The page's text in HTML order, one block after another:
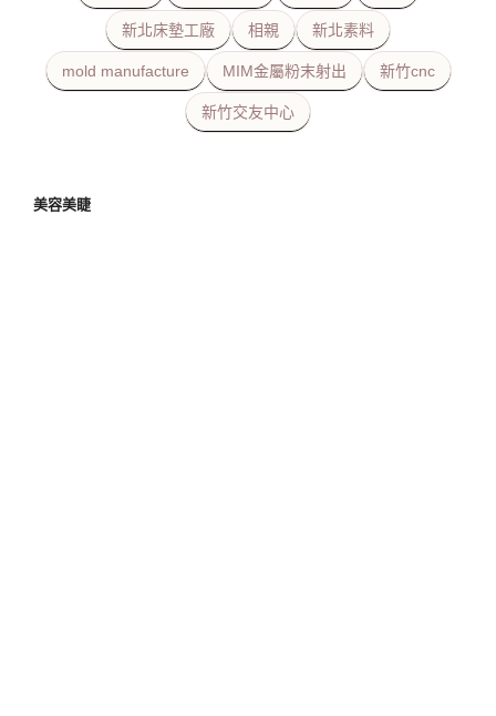
新北床墊工廠 相親 新北素料
mold manufacture MIM金屬粉末射出 新竹cnc
新竹交友中心
美容美睫